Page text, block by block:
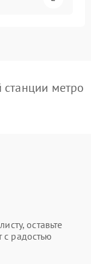
метро
оставьте
радостью